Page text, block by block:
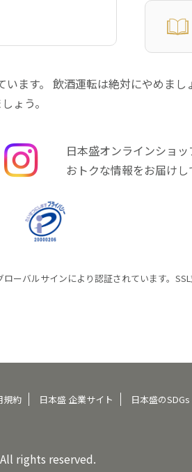
ます。 飲酒運転は絶対にやめまし
ょう。
日本盛オンラインショ
おトクな情報をお届け
ローバルサインにより認証されています。
規約 日本盛 企業サイト 日本盛のSDGs
rights reserved.